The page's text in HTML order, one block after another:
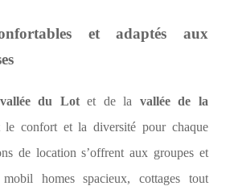
et adaptés aux
vallée du Lotet de la vallée de la
le confort et la diversité pour chaque
de location s’offrent aux groupes et
mobil homes spacieux, cottages tout